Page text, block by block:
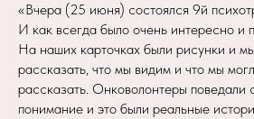
«Вчера (25 июня) состоялся 9й
И как всегда было очень интересно и
На наших карточках были рисунки и
рассказать, что мы видим и что мы
рассказать. Онковолонтеры поведали
понимание и это были реальные